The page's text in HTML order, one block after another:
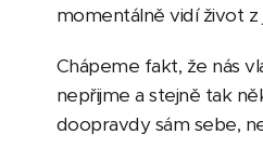
momentálně vidí život
Chápeme fakt, že nás
nepřijme a stejně tak
doopravdy sám sebe,